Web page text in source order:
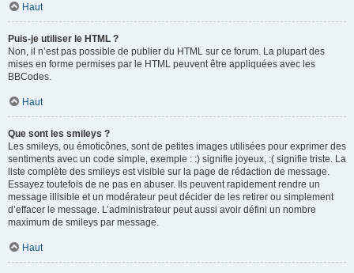
Haut
Puis-je utiliser le HTML ?
Non, il n’est pas possible de publier du HTML sur ce forum. La plupart des
mises en forme permises par le HTML peuvent être appliquées avec les
BBCodes.
Haut
Que sont les smileys ?
Les smileys, ou émoticônes, sont de petites images utilisées pour exprimer des
sentiments avec un code simple, exemple : :) signifie joyeux, :( signifie triste. La
liste complète des smileys est visible sur la page de rédaction de message.
Essayez toutefois de ne pas en abuser. Ils peuvent rapidement rendre un
message illisible et un modérateur peut décider de les retirer ou simplement
d’effacer le message. L’administrateur peut aussi avoir défini un nombre
maximum de smileys par message.
Haut